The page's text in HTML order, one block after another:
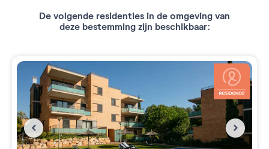
De volgende residenties in de omgeving van
deze bestemming zijn beschikbaar: